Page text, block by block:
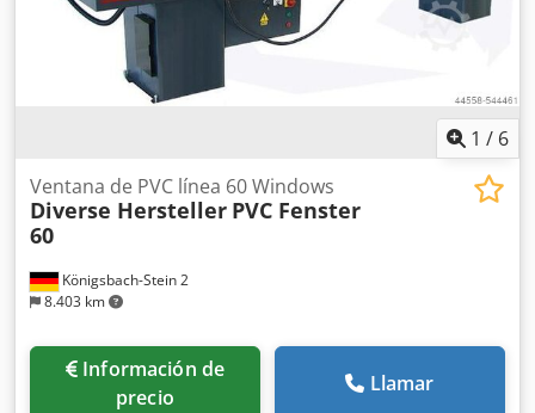
detallado de los equipos, parámetros técnicos,
documentación técnica y fotografías adicionales tras
establecer contacto. Ubicación: voivodía de Baja Silesia,
1 / 6
Königsbach-Stein 2
8.403 km
Ventana de PVC línea 60 Windows
Diverse Hersteller PVC Fenster
60
Información de
precio
Llamar